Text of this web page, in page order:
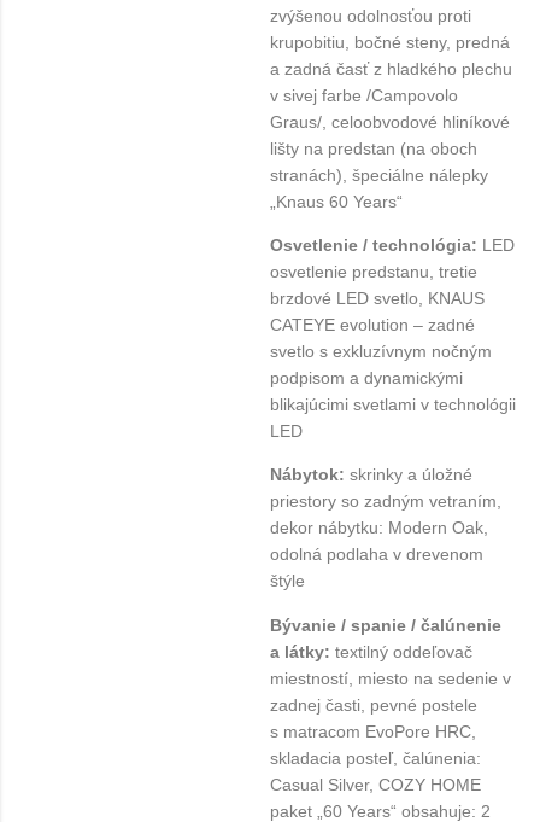
zvýšenou odolnosťou proti
krupobitiu, bočné steny, predná
a zadná časť z hladkého plechu
v sivej farbe /Campovolo
Graus/, celoobvodové hliníkové
lišty na predstan (na oboch
stranách), špeciálne nálepky
„Knaus 60 Years“
Osvetlenie / technológia: LED
osvetlenie predstanu, tretie
brzdové LED svetlo, KNAUS
CATEYE evolution – zadné
svetlo s exkluzívnym nočným
podpisom a dynamickými
blikajúcimi svetlami v technológii
LED
Nábytok: skrinky a úložné
priestory so zadným vetraním,
dekor nábytku: Modern Oak,
odolná podlaha v drevenom
štýle
Bývanie / spanie / čalúnenie
a látky: textilný oddeľovač
miestností, miesto na sedenie v
zadnej časti, pevné postele
s matracom EvoPore HRC,
skladacia posteľ, čalúnenia:
Casual Silver, COZY HOME
paket „60 Years“ obsahuje: 2